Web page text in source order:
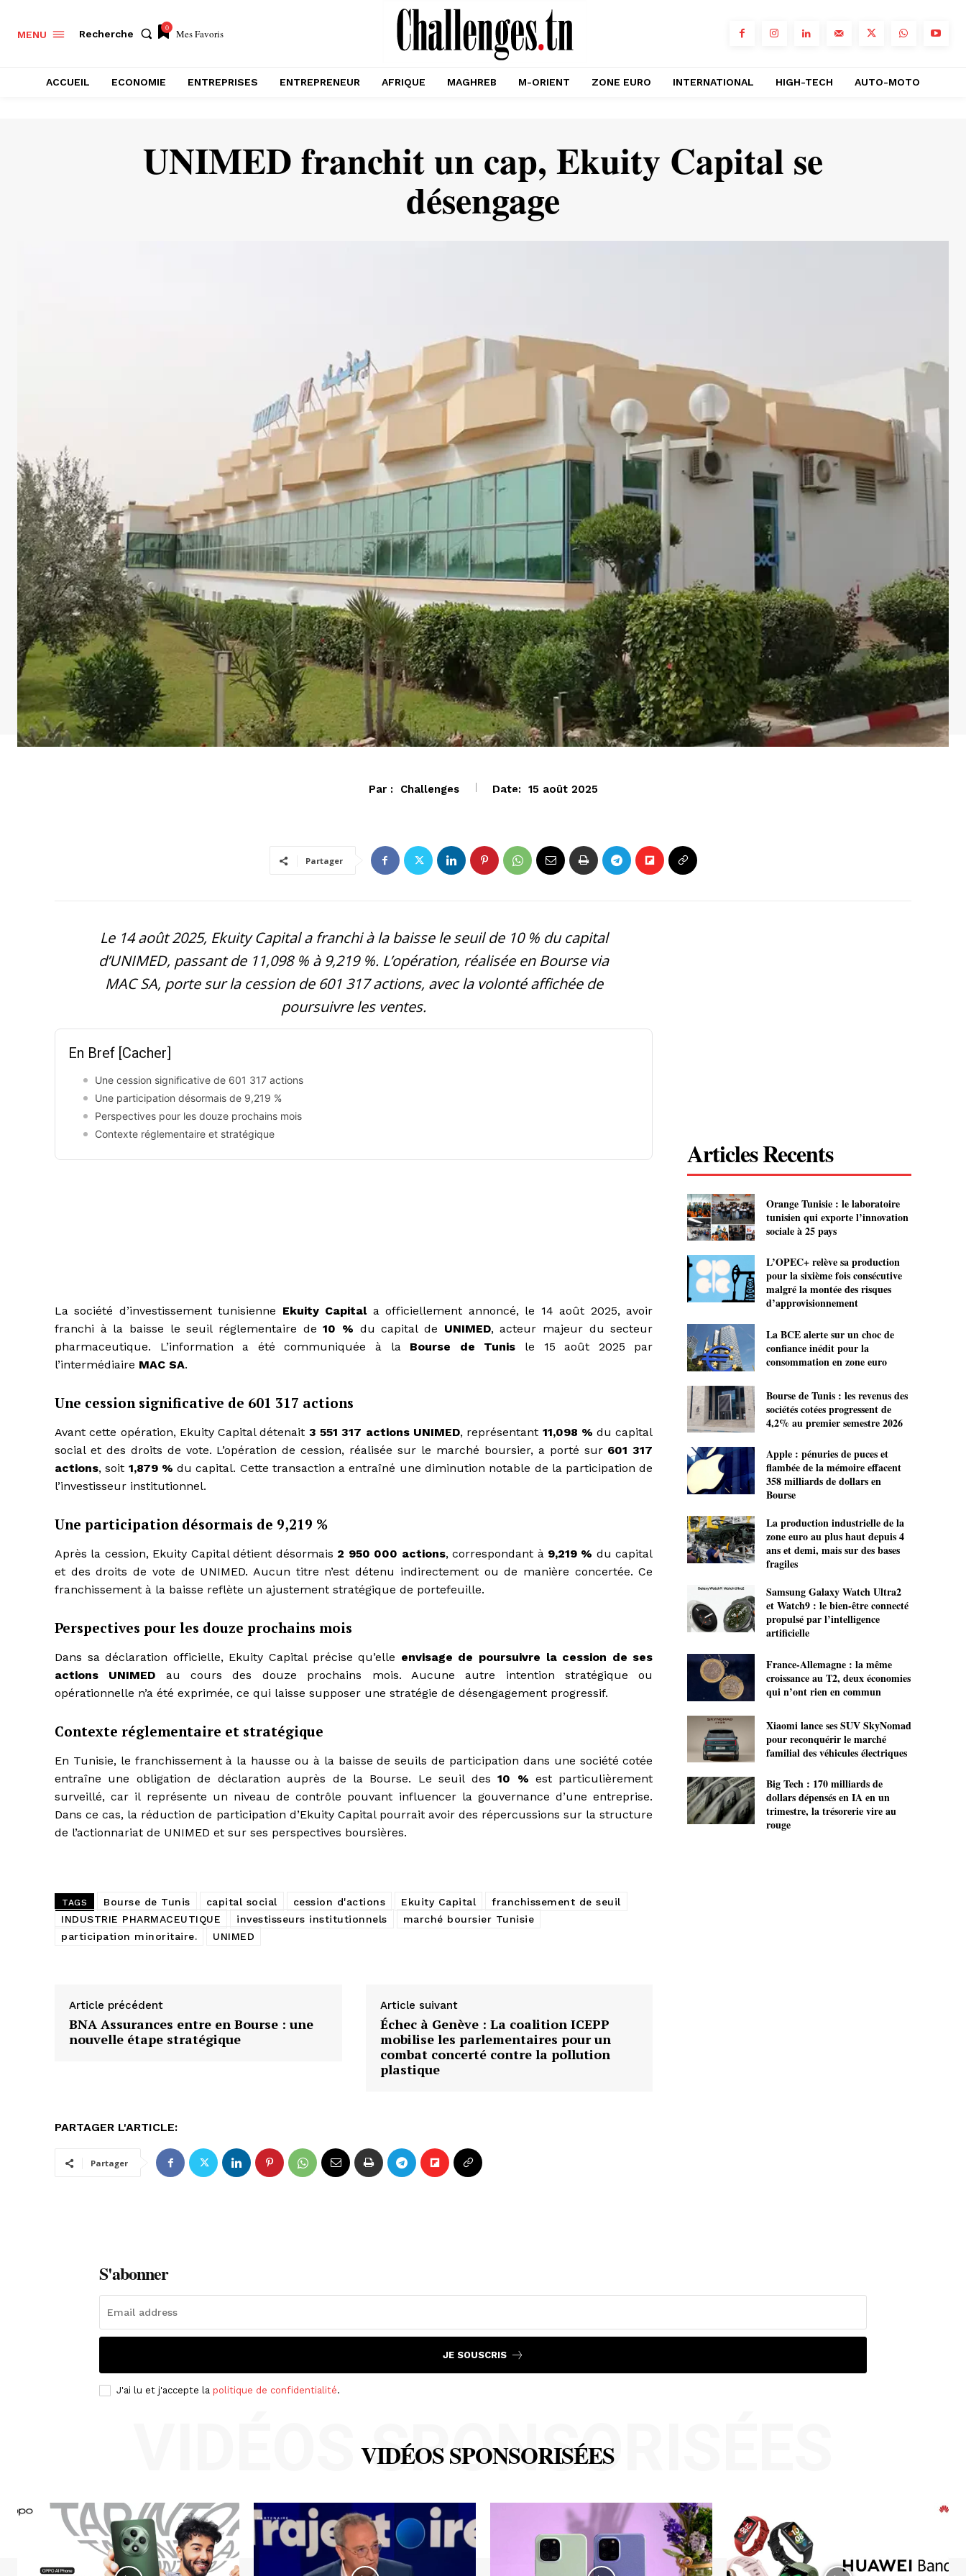
MENU Recherche
0 Mes Favoris
ACCUEIL ECONOMIE ENTREPRISES ENTREPRENEUR AFRIQUE MAGHREB M-ORIENT ZONE EURO INTERNATIONAL HIGH-TECH AUTO-MOTO
UNIMED franchit un cap, Ekuity Capital se
désengage
Par : Challenges Date: 15 août 2025
ECONOMIE
Partager
Le 14 août 2025, Ekuity Capital a franchi à la baisse le seuil de 10 % du capital
d’UNIMED, passant de 11,098 % à 9,219 %. L’opération, réalisée en Bourse via
MAC SA, porte sur la cession de 601 317 actions, avec la volonté affichée de
poursuivre les ventes.
En Bref [Cacher]
Une cession significative de 601 317 actions
Une participation désormais de 9,219 %
Perspectives pour les douze prochains mois
Contexte réglementaire et stratégique
La société d’investissement tunisienne Ekuity Capitala officiellement annoncé, le 14 août 2025, avoir
franchi à la baisse le seuil réglementaire de10 % du capital de UNIMED, acteur majeur du secteur
pharmaceutique. L’information a été communiquée à la Bourse de Tunis le 15 août 2025 par
l’intermédiaire MAC SA.
Une cession significative de 601 317 actions
Avant cette opération, Ekuity Capital détenait 3 551 317 actions UNIMED, représentant 11,098 % du capital
social et des droits de vote. L’opération de cession, réalisée sur le marché boursier, a porté sur 601 317
actions, soit 1,879 % du capital. Cette transaction a entraîné une diminution notable de la participation de
l’investisseur institutionnel.
Une participation désormais de 9,219 %
Après la cession, Ekuity Capital détient désormais 2 950 000 actions, correspondant à 9,219 % du capital
et des droits de vote de UNIMED. Aucun titre n’est détenu indirectement ou de manière concertée. Ce
franchissement à la baisse reflète un ajustement stratégique de portefeuille.
Perspectives pour les douze prochains mois
Dans sa déclaration officielle, Ekuity Capital précise qu’elle envisage de poursuivre la cession de ses
actions UNIMED au cours des douze prochains mois. Aucune autre intention stratégique ou
opérationnelle n’a été exprimée, ce qui laisse supposer une stratégie de désengagement progressif.
Contexte réglementaire et stratégique
En Tunisie, le franchissement à la hausse ou à la baisse de seuils de participation dans une société cotée
entraîne une obligation de déclaration auprès de la Bourse. Le seuil des10 % est particulièrement
surveillé, car il représente un niveau de contrôle pouvant influencer la gouvernance d’une entreprise.
Dans ce cas, la réduction de participation d’Ekuity Capital pourrait avoir des répercussions sur la structure
de l’actionnariat de UNIMED et sur ses perspectives boursières.
TAGS Bourse de Tunis capital social cession d'actions Ekuity Capital
franchissement de seuil
INDUSTRIE PHARMACEUTIQUE
investisseurs institutionnels
marché boursier Tunisie
participation minoritaire.
UNIMED
Article précédent
BNA Assurances entre en Bourse : une
nouvelle étape stratégique
Article suivant
Échec à Genève : La coalition ICEPP
mobilise les parlementaires pour un
combat concerté contre la pollution
plastique
PARTAGER L'ARTICLE:
Partager
Articles Recents
Orange Tunisie : le laboratoire
tunisien qui exporte l’innovation
sociale à 25 pays
L’OPEC+ relève sa production
pour la sixième fois consécutive
malgré la montée des risques
d’approvisionnement
La BCE alerte sur un choc de
confiance inédit pour la
consommation en zone euro
Bourse de Tunis : les revenus des
sociétés cotées progressent de
4,2% au premier semestre 2026
Apple : pénuries de puces et
flambée de la mémoire effacent
358 milliards de dollars en
Bourse
La production industrielle de la
zone euro au plus haut depuis 4
ans et demi, mais sur des bases
fragiles
Samsung Galaxy Watch Ultra2
et Watch9 : le bien-être connecté
propulsé par l’intelligence
artificielle
France-Allemagne : la même
croissance au T2, deux économies
qui n’ont rien en commun
Xiaomi lance ses SUV SkyNomad
pour reconquérir le marché
familial des véhicules électriques
Big Tech : 170 milliards de
dollars dépensés en IA en un
trimestre, la trésorerie vire au
rouge
S'abonner
JE SOUSCRIS
J'ai lu et j'accepte la politique de confidentialité.
VIDÉOS SPONSORISÉES
VIDÉOS SPONSORISÉES